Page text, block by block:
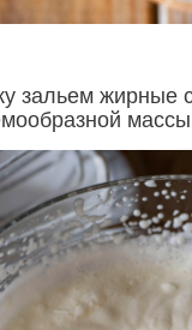
зальем жирные